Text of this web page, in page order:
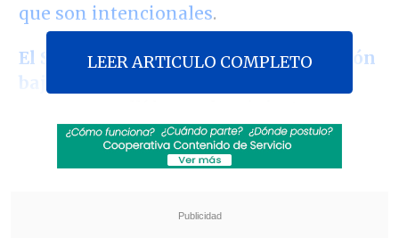
que son intencionales.
El Senapred mantiene a toda esa región
bajo alerta roja
permanecen activos y en combate,
principalmente en las zonas del valle y
Mulchén, Tucapel, Santa Juana y
LEER ARTICULO COMPLETO